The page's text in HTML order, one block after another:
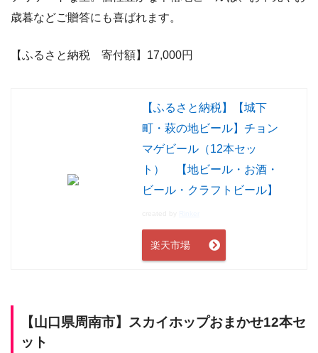
歳暮などご贈答にも喜ばれます。
【ふるさと納税 寄付額】17,000円
【ふるさと納税】【城下
町・萩の地ビール】チョン
マゲビール（12本セッ
ト） 【地ビール・お酒・
ビール・クラフトビール】
楽天市場
【山口県周南市】 スカイホップおまかせ12本セ
ット